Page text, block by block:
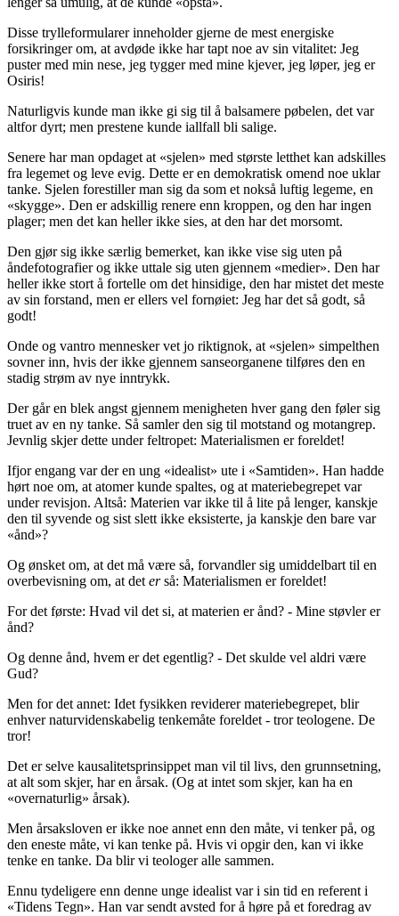
Disse trylleformularer inneholder gjerne de mest energiske
forsikringer om, at avdøde ikke har tapt noe av sin vitalitet: Jeg
puster med min nese, jeg tygger med mine kjever, jeg løper, jeg er
Osiris!
Naturligvis kunde man ikke gi sig til å balsamere pøbelen, det var
altfor dyrt; men prestene kunde iallfall bli salige.
Senere har man opdaget at «sjelen» med største letthet kan adskilles
fra legemet og leve evig. Dette er en demokratisk omend noe uklar
tanke. Sjelen forestiller man sig da som et nokså luftig legeme, en
«skygge». Den er adskillig renere enn kroppen, og den har ingen
plager; men det kan heller ikke sies, at den har det morsomt.
Den gjør sig ikke særlig bemerket, kan ikke vise sig uten på
åndefotografier og ikke uttale sig uten gjennem «medier». Den har
heller ikke stort å fortelle om det hinsidige, den har mistet det meste
av sin forstand, men er ellers vel fornøiet: Jeg har det så godt, så
godt!
Onde og vantro mennesker vet jo riktignok, at «sjelen» simpelthen
sovner inn, hvis der ikke gjennem sanseorganene tilføres den en
stadig strøm av nye inntrykk.
Der går en blek angst gjennem menigheten hver gang den føler sig
truet av en ny tanke. Så samler den sig til motstand og motangrep.
Jevnlig skjer dette under feltropet: Materialismen er foreldet!
Ifjor engang var der en ung «idealist» ute i «Samtiden». Han hadde
hørt noe om, at atomer kunde spaltes, og at materiebegrepet var
under revisjon. Altså: Materien var ikke til å lite på lenger, kanskje
den til syvende og sist slett ikke eksisterte, ja kanskje den bare var
«ånd»?
Og ønsket om, at det må være så, forvandler sig umiddelbart til en
overbevisning om, at det erså: Materialismen er foreldet!
For det første: Hvad vil det si, at materien er ånd? - Mine støvler er
ånd?
Og denne ånd, hvem er det egentlig? - Det skulde vel aldri være
Gud?
Men for det annet: Idet fysikken reviderer materiebegrepet, blir
enhver naturvidenskabelig tenkemåte foreldet - tror teologene. De
tror!
Det er selve kausalitetsprinsippet man vil til livs, den grunnsetning,
at alt som skjer, har en årsak. (Og at intet som skjer, kan ha en
«overnaturlig» årsak).
Men årsaksloven er ikke noe annet enn den måte, vi tenker på, og
den eneste måte, vi kan tenke på. Hvis vi opgir den, kan vi ikke
tenke en tanke. Da blir vi teologer alle sammen.
Ennu tydeligere enn denne unge idealist var i sin tid en referent i
«Tidens Tegn». Han var sendt avsted for å høre på et foredrag av